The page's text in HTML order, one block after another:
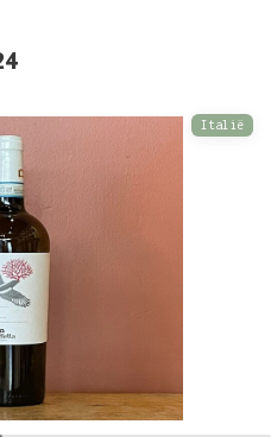
Italië